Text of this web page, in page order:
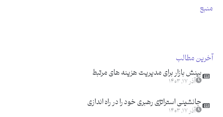
منبع
آخرین مطالب
بینش بازار برای مدیریت هزینه های مرتبط
آذر ۱۷, ۱۴۰۳
جانشینی استراتژی رهبری خود را در راه اندازی
آذر ۱۷, ۱۴۰۳